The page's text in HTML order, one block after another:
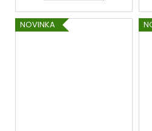
NOVINKA